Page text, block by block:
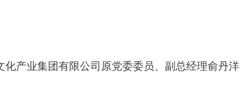
产业集团有限公司原党委委员、副总经理俞丹